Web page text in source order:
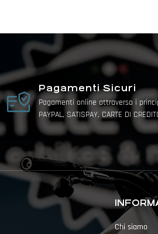
Pagamenti Sicuri
Pagamenti online attraverso i
PAYPAL, SATISPAY, CARTE DI
Chi siamo